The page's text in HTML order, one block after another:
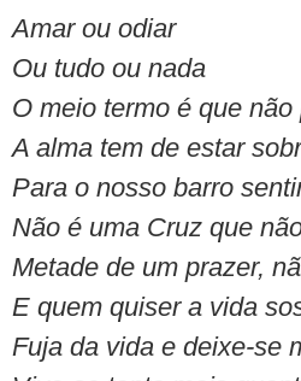
Amar ou odiar
Ou tudo ou nada
O meio termo é que não
A alma tem de estar
Para o nosso barro
Não é uma Cruz que
Metade de um prazer,
E quem quiser a vida
Fuja da vida e deixe-se